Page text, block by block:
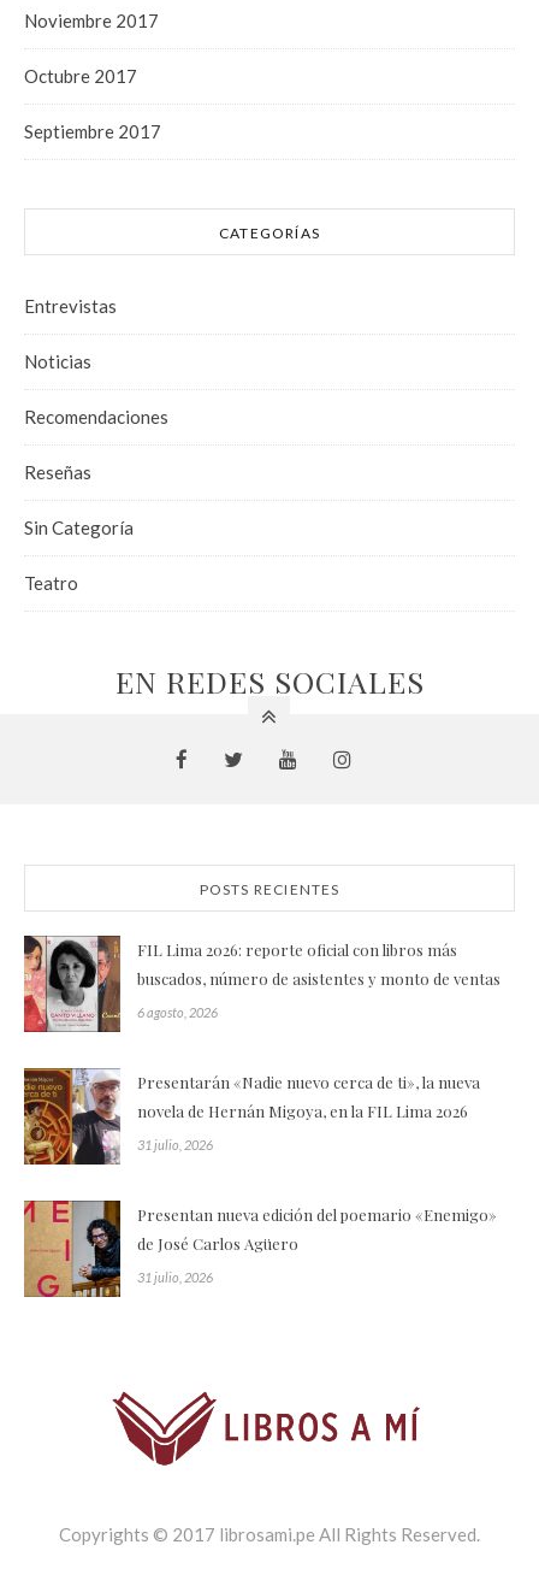
Noviembre 2017
Octubre 2017
Septiembre 2017
CATEGORÍAS
Entrevistas
Noticias
Recomendaciones
Reseñas
Sin Categoría
Teatro
EN REDES SOCIALES
POSTS RECIENTES
FIL Lima 2026: reporte oficial con libros más
buscados, número de asistentes y monto de ventas
6 agosto, 2026
Presentarán «Nadie nuevo cerca de ti», la nueva
novela de Hernán Migoya, en la FIL Lima 2026
31 julio, 2026
Presentan nueva edición del poemario «Enemigo»
de José Carlos Agüero
31 julio, 2026
Copyrights © 2017 librosami.pe All Rights Reserved.